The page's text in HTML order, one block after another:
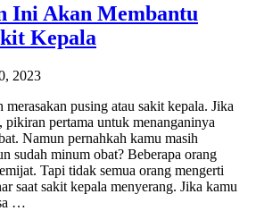
Ini Akan Membantu
Kepala
2023
merasakan pusing atau sakit kepala. Jika
pikiran pertama untuk menanganinya
Namun pernahkah kamu masih
sudah minum obat? Beberapa orang
Tapi tidak semua orang mengerti
saat sakit kepala menyerang. Jika kamu
…